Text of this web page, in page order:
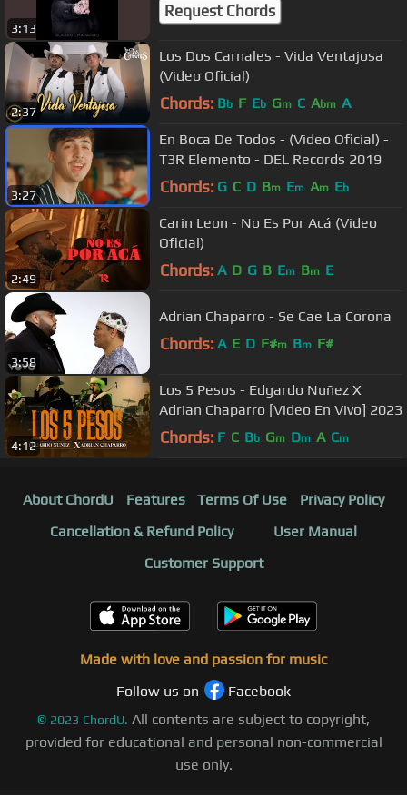
3:13
Request Chords
2:37
Los Dos Carnales - Vida Ventajosa
(Video Oficial)
Chords: Bb F Eb Gm C Abm A
3:27
En Boca De Todos - (Video Oficial) -
T3R Elemento - DEL Records 2019
Chords: G C D Bm Em Am Eb
2:49
Carin Leon - No Es Por Acá (Video
Oficial)
Chords: A D G B Em Bm E
3:58
Adrian Chaparro - Se Cae La Corona
Chords: A E D F#m Bm F#
4:12
Los 5 Pesos - Edgardo Nuñez X
Adrian Chaparro [Video En Vivo] 2023
Chords: F C Bb Gm Dm A Cm
About ChordU Features Terms Of Use
Privacy Policy
Cancellation & Refund Policy
User Manual
Customer Support
Made with love and passion for music
Follow us on
Facebook
© 2023 ChordU. All contents are subject to copyright,
provided for educational and personal non-commercial
use only.